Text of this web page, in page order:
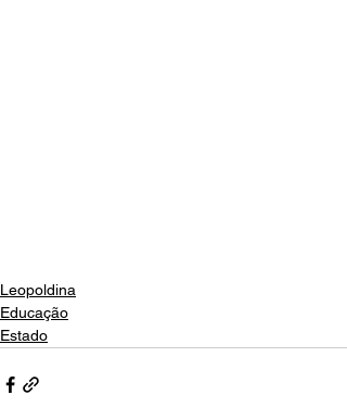
Leopoldina
Educação
Estado